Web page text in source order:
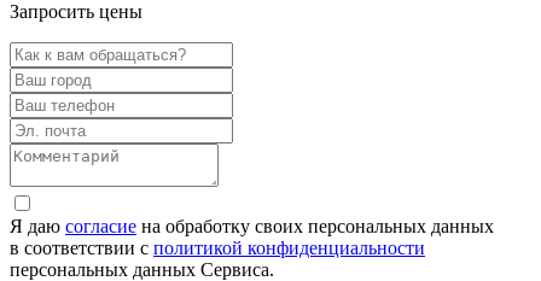
Запросить цены
Я даю согласие на обработку своих персональных данных
в соответствии с политикой конфиденциальности
персональных данных Сервиса.